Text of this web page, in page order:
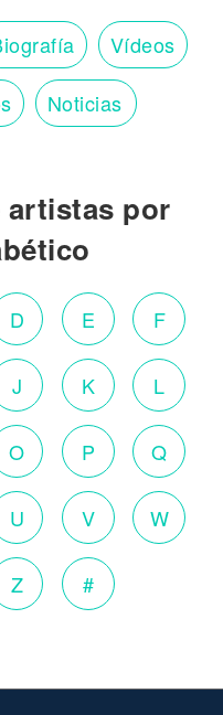
Vídeos
Noticias
artistas por
D E F
J K L
O P Q
U V W
Z #